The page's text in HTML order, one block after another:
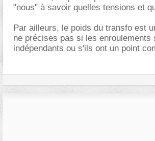
"nous" à savoir quelles tensions et
Par ailleurs, le poids du transfo est
ne précises pas si les enroulements
indépendants ou s'ils ont un point